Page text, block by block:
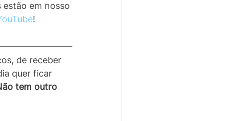
estão em nosso
!
de receber
quer ficar
tem outro